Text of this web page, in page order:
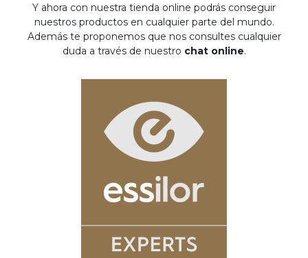
Y ahora con nuestra tienda online podrás conseguir
nuestros productos en cualquier parte del mundo.
Además te proponemos que nos consultes cualquier
duda a través de nuestro chat online.